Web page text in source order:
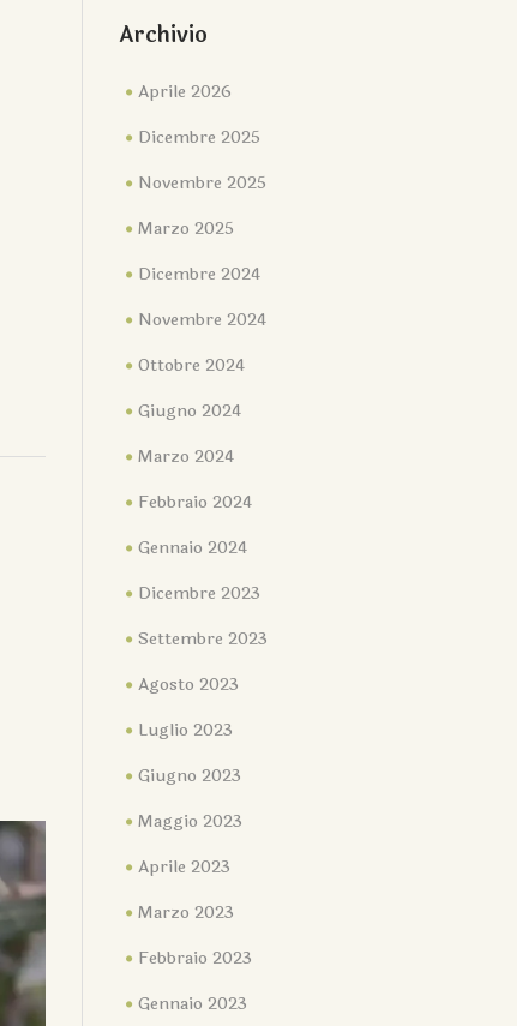
Archivio
Aprile 2026
Dicembre 2025
Novembre 2025
Marzo 2025
Dicembre 2024
Novembre 2024
Ottobre 2024
Giugno 2024
Marzo 2024
Febbraio 2024
Gennaio 2024
Dicembre 2023
Settembre 2023
Agosto 2023
Luglio 2023
Giugno 2023
Maggio 2023
Aprile 2023
Marzo 2023
Febbraio 2023
Gennaio 2023